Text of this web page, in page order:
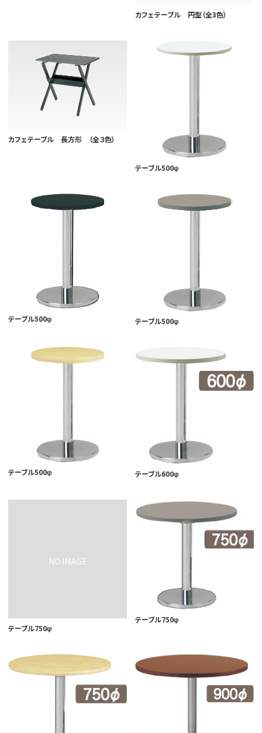
カフェテーブル 円型（全3色）
カフェテーブル 長方形 （全３色）
テーブル500φ
テーブル500φ テーブル500φ
テーブル500φ テーブル600φ
テーブル750φ
テーブル750φ